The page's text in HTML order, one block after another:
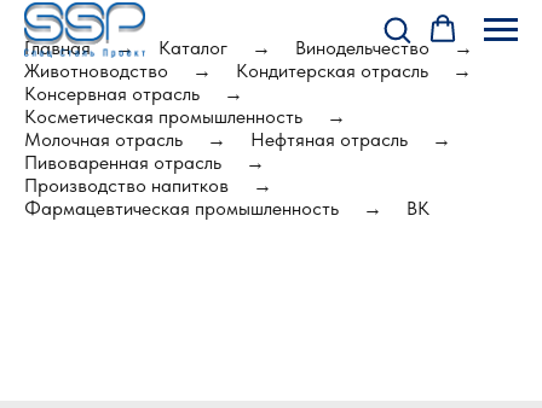
Главная Каталог
Винодельчество
Животноводство
Кондитерская отрасль
Консервная отрасль
Косметическая промышленность
Молочная отрасль
Нефтяная отрасль
Пивоваренная отрасль
Производство напитков
Фармацевтическая промышленность
ВК